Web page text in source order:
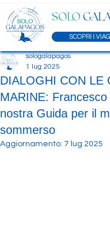
SOLO
SCOPRI I
DIALOGHI CON LE
MARINE:
nostra Guida per il
sommerso
sologalapagos
1 lug 2025
Aggiornamento: 7 lug 2025